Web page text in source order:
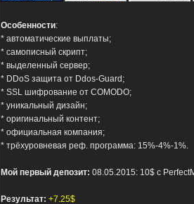
Особенности:
* автоматические выплаты;
* самописный скрипт;
* выделенный сервер;
* DDoS защита от Ddos-Guard;
* SSL шифрование от COMODO;
* уникальный дизайн;
* оригинальный контент;
* официальная компания;
* трёхуровневая реф. программа: 15%-4%-1%.
Мой первый депозит: 08.05.2015: 10$ с
Результат: +7.25$